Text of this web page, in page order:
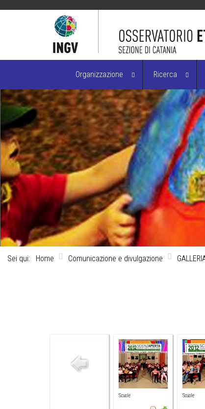
Organizzazione Ricerca
Sei qui: Home Comunicazione e divulgazione
Scuole Scuole